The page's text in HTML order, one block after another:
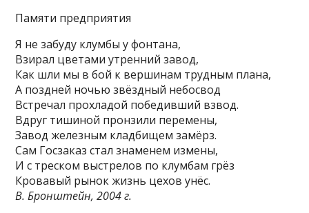
Памяти предприятия
Я не забуду клумбы у фонтана,
Взирал цветами утренний завод,
Как шли мы в бой к вершинам трудным плана,
А поздней ночью звёздный небосвод
Встречал прохладой победивший взвод.
Вдруг тишиной пронзили перемены,
Завод железным кладбищем замёрз.
Сам Госзаказ стал знаменем измены,
И с треском выстрелов по клумбам грёз
Кровавый рынок жизнь цехов унёс.
В. Бронштейн, 2004 г.